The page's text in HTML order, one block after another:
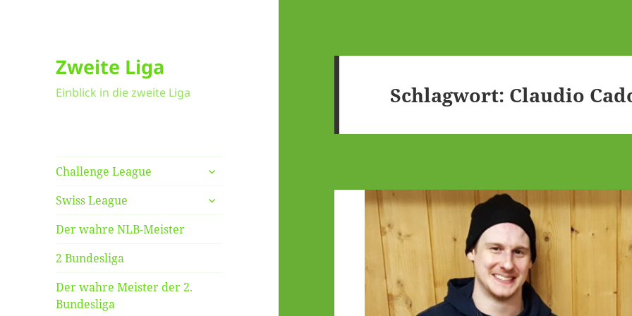
Zweite Liga
Einblick in die zweite Liga
Challenge League
untermenü
anzeigen
Swiss League
untermenü
anzeigen
Der wahre NLB-Meister
2 Bundesliga
Der wahre Meister der 2.
Bundesliga
Schlagwort: Claudio